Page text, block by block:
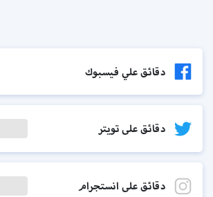
دقائق علي فيسبوك
دقائق على تويتر
دقائق على انستجرام